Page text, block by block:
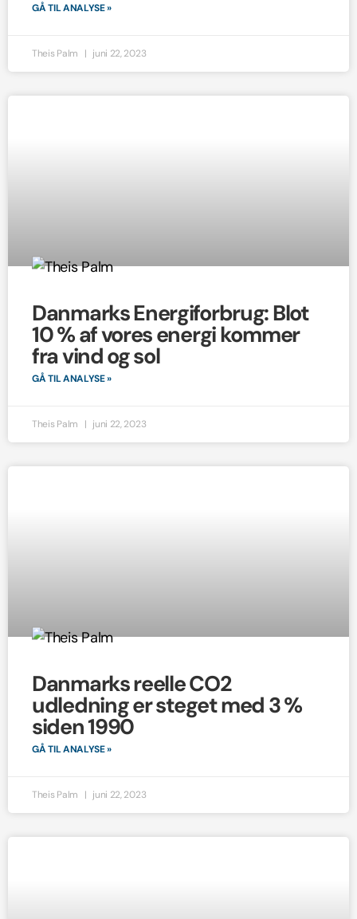
GÅ TIL ANALYSE »
Theis Palm juni 22, 2023
Danmarks Energiforbrug: Blot
10 % af vores energi kommer
fra vind og sol
GÅ TIL ANALYSE »
Theis Palm juni 22, 2023
Danmarks reelle CO2
udledning er steget med 3 %
siden 1990
GÅ TIL ANALYSE »
Theis Palm juni 22, 2023